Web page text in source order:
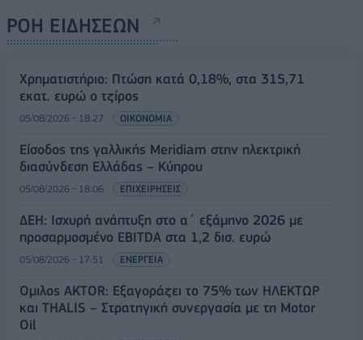
ΡΟΗ ΕΙΔΗΣΕΩΝ
Χρηματιστήριο: Πτώση κατά 0,18%, στα 315,71
εκατ. ευρώ ο τζίρος
05/08/2026 - 18:27 ΟΙΚΟΝΟΜΙΑ
Είσοδος της γαλλικής Meridiam στην ηλεκτρική
διασύνδεση Ελλάδας – Κύπρου
05/08/2026 - 18:06 ΕΠΙΧΕΙΡΗΣΕΙΣ
ΔΕΗ: Ισχυρή ανάπτυξη στο α΄ εξάμηνο 2026 με
προσαρμοσμένο EBITDA στα 1,2 δισ. ευρώ
05/08/2026 - 17:51 ΕΝΕΡΓΕΙΑ
Όμιλος AKTOR: Εξαγοράζει το 75% των ΗΛΕΚΤΩΡ
και THALIS – Στρατηγική συνεργασία με τη Motor
Oil